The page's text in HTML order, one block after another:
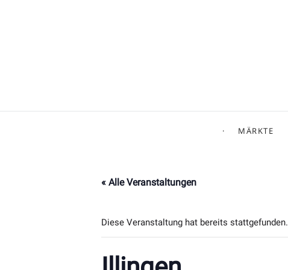
MÄRKTE
« Alle Veranstaltungen
Diese Veranstaltung hat bereits stattgefunden.